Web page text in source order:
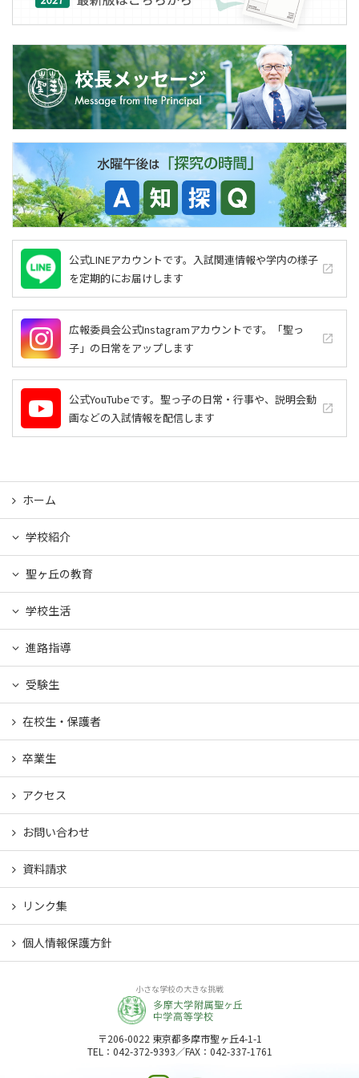
公式LINEアカウントです。入試関連情報や学内の様子
を定期的にお届けします
launch
広報委員会公式Instagramアカウントです。「聖っ
子」の日常をアップします
launch
公式YouTubeです。聖っ子の日常・行事や、説明会動
画などの入試情報を配信します
launch
ホーム
学校紹介
聖ヶ丘の教育
学校生活
進路指導
受験生
在校生・保護者
卒業生
アクセス
お問い合わせ
資料請求
リンク集
個人情報保護方針
小さな学校の大きな挑戦
〒206-0022 東京都多摩市聖ヶ丘4-1-1
TEL：042-372-9393／FAX：042-337-1761